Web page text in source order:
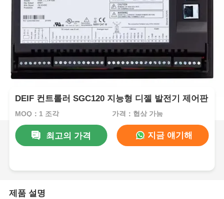
DEIF 컨트롤러 SGC120 지능형 디젤 발전기 제어판
MOQ：1 조각 가격：협상 가능
최고의 가격 지금 얘기해
제품 설명